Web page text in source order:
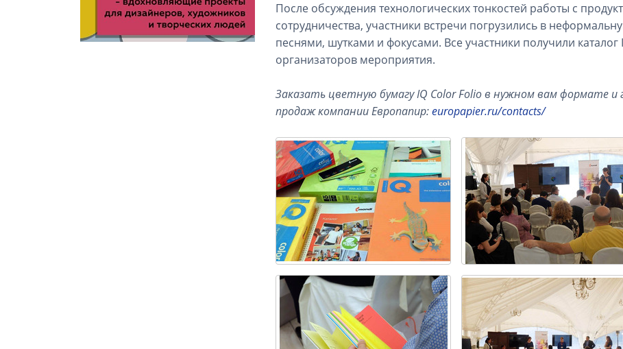
После обсуждения технологических тонкостей работы с
сотрудничества, участники встречи погрузились в
песнями, шутками и фокусами. Все участники получили
организаторов мероприятия.
Заказать цветную бумагу IQ Color Folio в нужном вам формате
продаж компании Европапир:europapier.ru/contacts/